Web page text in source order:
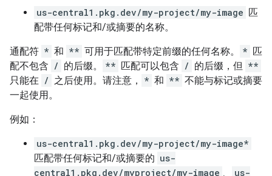
us-central1.pkg.dev/my-project/my-image 匹
配带任何标记和/或摘要的名称。
通配符 * 和 ** 可用于匹配带特定前缀的任何名称。 * 匹
配不包含 / 的后缀。 ** 匹配可以包含 / 的后缀，但 **
只能在 / 之后使用。请注意， * 和 ** 不能与标记或摘要
一起使用。
例如：
us-central1.pkg.dev/my-project/my-image*
匹配带任何标记和/或摘要的 us-
central1.pkg.dev/myproject/my-image 、 us-